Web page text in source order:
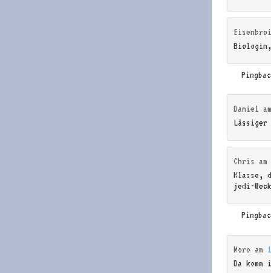
Daniel
Lässiger
Chris am
Klasse,
jedi-
Moro am
Da